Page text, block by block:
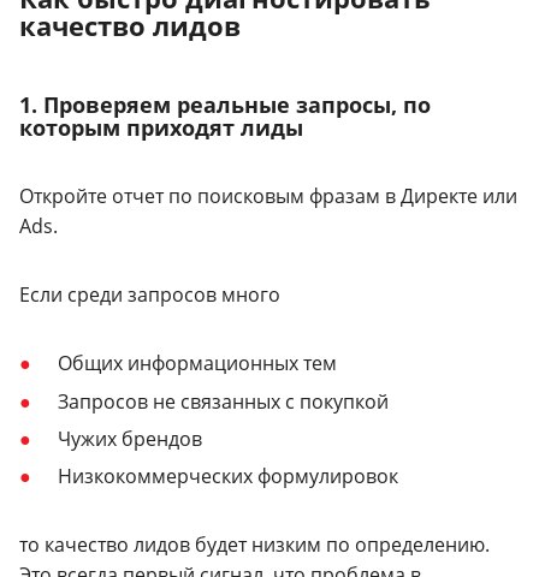
качество лидов
1. Проверяем реальные запросы, по
которым приходят лиды
Откройте отчет по поисковым фразам в Директе или
Ads.
Если среди запросов много
Общих информационных тем
Запросов не связанных с покупкой
Чужих брендов
Низкокоммерческих формулировок
то качество лидов будет низким по определению.